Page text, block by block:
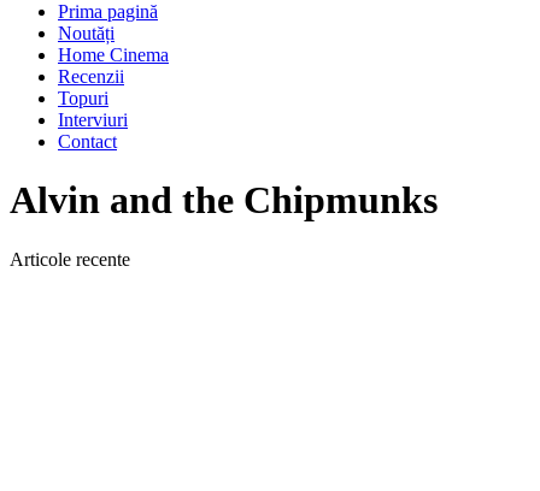
Prima pagină
Noutăți
Home Cinema
Recenzii
Topuri
Interviuri
Contact
Alvin and the Chipmunks
Articole recente